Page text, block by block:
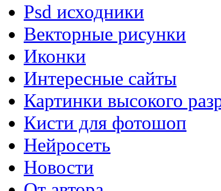
Psd исходники
Векторные рисунки
Иконки
Интересные сайты
Картинки высокого
Кисти для фотошоп
Нейросеть
Новости